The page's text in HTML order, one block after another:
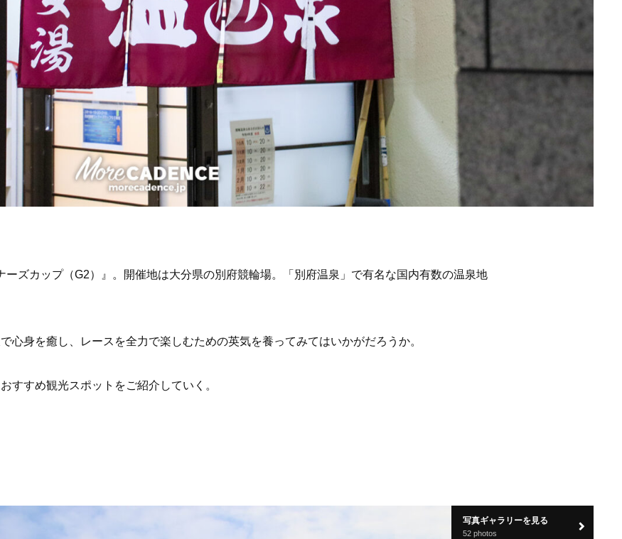
ズカップ（G2）』。開催地は大分県の別府競輪場。「別府温泉」で有名な国内有数の温泉地
心身を癒し、レースを全力で楽しむための英気を養ってみてはいかがだろうか。
すすめ観光スポットをご紹介していく。
写真ギャラリーを見る
52 photos